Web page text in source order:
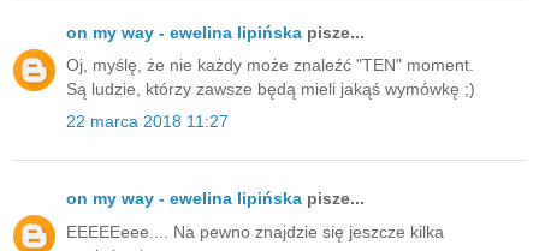
on my way - ewelina lipińska pisze...
Oj, myślę, że nie każdy może znaleźć "TEN" moment.
Są ludzie, którzy zawsze będą mieli jakąś wymówkę ;)
22 marca 2018 11:27
on my way - ewelina lipińska pisze...
EEEEEeee.... Na pewno znajdzie się jeszcze kilka